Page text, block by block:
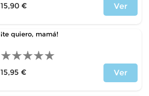
15,90 €
Ver
¡te quiero, mamá!
15,95 €
Ver